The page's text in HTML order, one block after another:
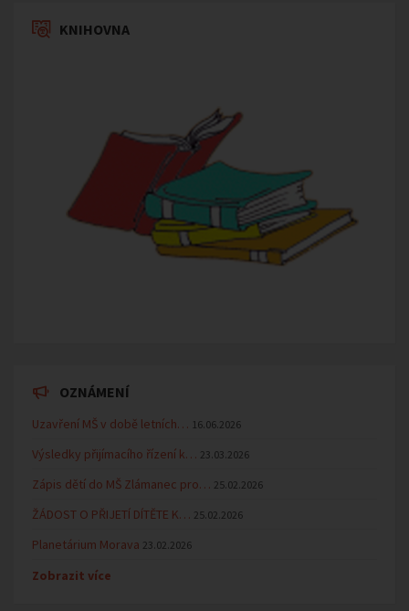
KNIHOVNA
OZNÁMENÍ
Uzavření MŠ v době letních… 16.06.2026
Výsledky přijímacího řízení k… 23.03.2026
Zápis dětí do MŠ Zlámanec pro… 25.02.2026
ŽÁDOST O PŘIJETÍ DÍTĚTE K… 25.02.2026
Planetárium Morava 23.02.2026
Zobrazit více